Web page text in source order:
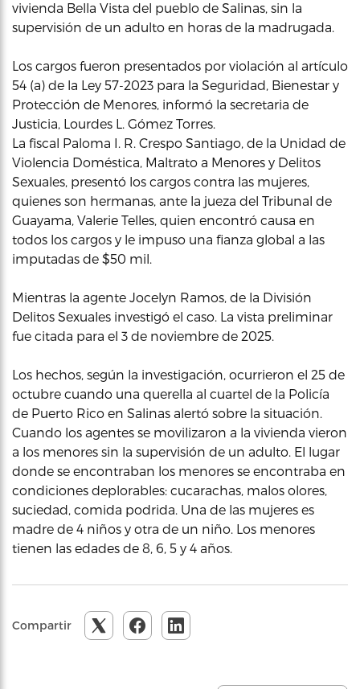
vivienda Bella Vista del pueblo de Salinas, sin la
supervisión de un adulto en horas de la madrugada.
Los cargos fueron presentados por violación al artículo
54 (a) de la Ley 57-2023 para la Seguridad, Bienestar y
Protección de Menores, informó la secretaria de
Justicia, Lourdes L. Gómez Torres.
La fiscal Paloma I. R. Crespo Santiago, de la Unidad de
Violencia Doméstica, Maltrato a Menores y Delitos
Sexuales, presentó los cargos contra las mujeres,
quienes son hermanas, ante la jueza del Tribunal de
Guayama, Valerie Telles, quien encontró causa en
todos los cargos y le impuso una fianza global a las
imputadas de $50 mil.
Mientras la agente Jocelyn Ramos, de la División
Delitos Sexuales investigó el caso. La vista preliminar
fue citada para el 3 de noviembre de 2025.
Los hechos, según la investigación, ocurrieron el 25 de
octubre cuando una querella al cuartel de la Policía
de Puerto Rico en Salinas alertó sobre la situación.
Cuando los agentes se movilizaron a la vivienda vieron
a los menores sin la supervisión de un adulto. El lugar
donde se encontraban los menores se encontraba en
condiciones deplorables: cucarachas, malos olores,
suciedad, comida podrida. Una de las mujeres es
madre de 4 niños y otra de un niño. Los menores
tienen las edades de 8, 6, 5 y 4 años.
Compartir